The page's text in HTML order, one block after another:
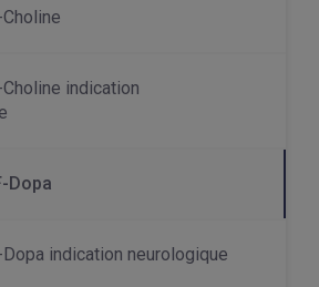
indication
Dopa
Dopa indication neurologique